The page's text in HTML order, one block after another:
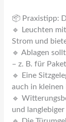
📦 Praxistipp:
🔹 Leuchten
Strom und
🔹 Ablagen
– z. B. für
🔹 Eine
auch in kleinen
🔹
und langlebiger